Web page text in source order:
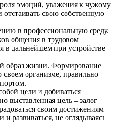
эмоций, уважения к чужому
свою собственную
в профессиональную среду.
общения в трудовом
в дальнейшем при устройстве
образ жизни. Формирование
своем организме, правильно
цели и добиваться
выставленная цель – залог
своим достижениям
и развиваться, не оглядываясь